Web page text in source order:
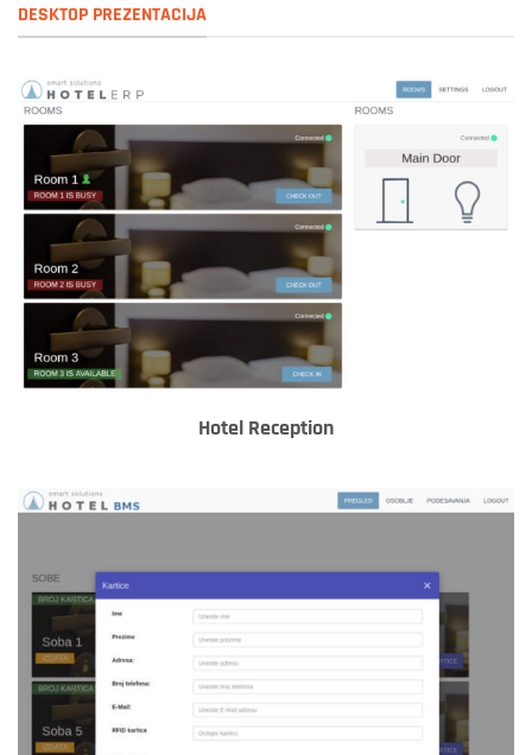
DESKTOP PREZENTACIJA
Hotel Reception